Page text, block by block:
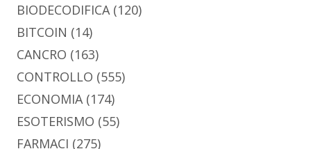
BIODECODIFICA (120)
BITCOIN (14)
CANCRO (163)
CONTROLLO (555)
ECONOMIA (174)
ESOTERISMO (55)
FARMACI (275)